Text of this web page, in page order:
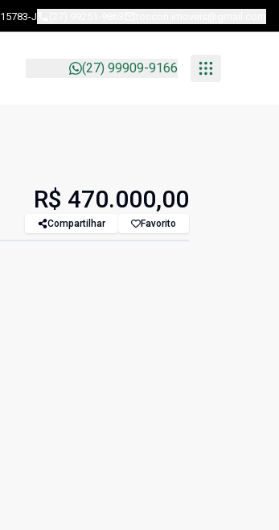
15783-J
(27) 99909-9166
R$ 470.000,00
Compartilhar Favorito